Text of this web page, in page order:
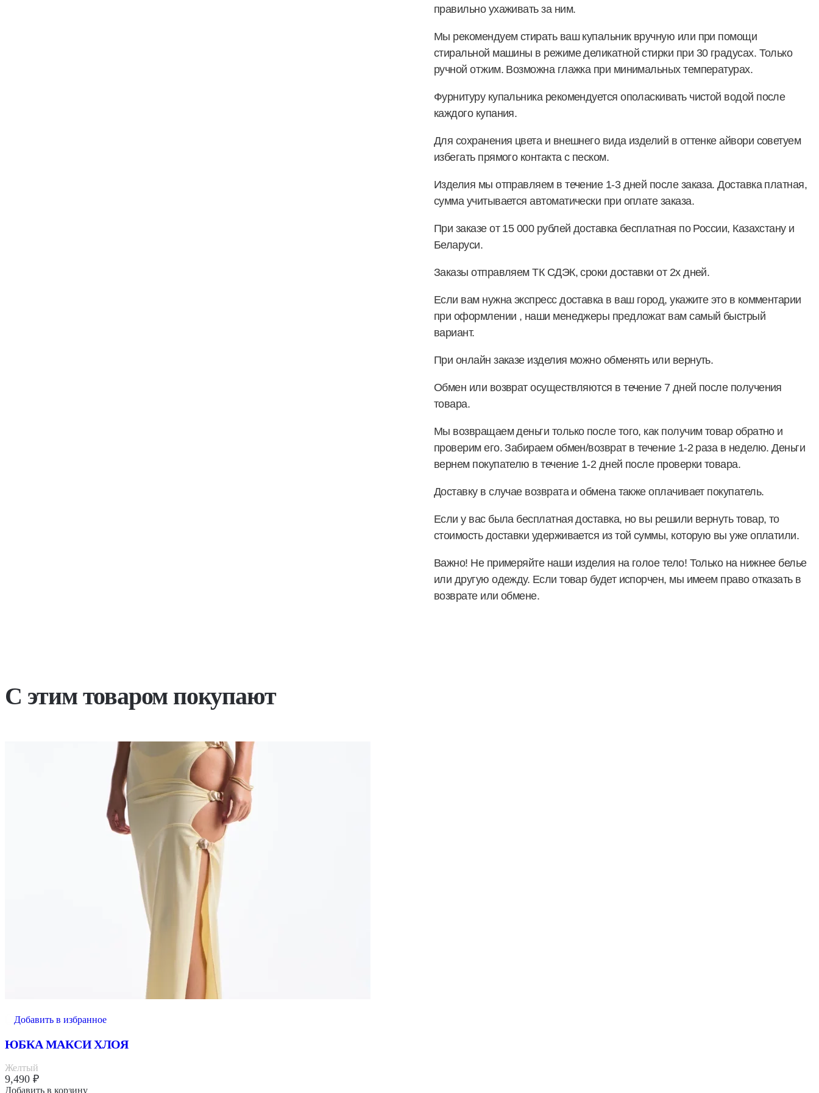
правильно ухаживать за ним.
Мы рекомендуем стирать ваш купальник вручную или при помощи
стиральной машины в режиме деликатной стирки при 30 градусах. Только
ручной отжим. Возможна глажка при минимальных температурах.
Фурнитуру купальника рекомендуется ополаскивать чистой водой после
каждого купания.
Для сохранения цвета и внешнего вида изделий в оттенке айвори советуем
избегать прямого контакта с песком.
Изделия мы отправляем в течение 1-3 дней после заказа. Доставка платная,
сумма учитывается автоматически при оплате заказа.
При заказе от 15 000 рублей доставка бесплатная по России, Казахстану и
Беларуси.
Заказы отправляем ТК СДЭК, сроки доставки от 2х дней.
Если вам нужна экспресс доставка в ваш город, укажите это в комментарии
при оформлении , наши менеджеры предложат вам самый быстрый
вариант.
При онлайн заказе изделия можно обменять или вернуть.
Обмен или возврат осуществляются в течение 7 дней после получения
товара.
Мы возвращаем деньги только после того, как получим товар обратно и
проверим его. Забираем обмен/возврат в течение 1-2 раза в неделю. Деньги
вернем покупателю в течение 1-2 дней после проверки товара.
Доставку в случае возврата и обмена также оплачивает покупатель.
Если у вас была бесплатная доставка, но вы решили вернуть товар, то
стоимость доставки удерживается из той суммы, которую вы уже оплатили.
Важно! Не примеряйте наши изделия на голое тело! Только на нижнее белье
или другую одежду. Если товар будет испорчен, мы имеем право отказать в
возврате или обмене.
С этим товаром покупают
Добавить в избранное
ЮБКА МАКСИ ХЛОЯ
Желтый
9,490 ₽
Добавить в корзину